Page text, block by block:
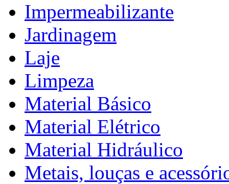
Impermeabilizante
Jardinagem
Laje
Limpeza
Material Básico
Material Elétrico
Material Hidráulico
Metais, louças e